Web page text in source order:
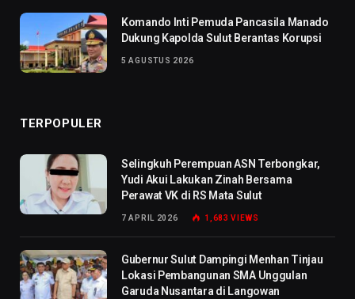
Komando Inti Pemuda Pancasila Manado
Dukung Kapolda Sulut Berantas Korupsi
5 AGUSTUS 2026
TERPOPULER
Selingkuh Perempuan ASN Terbongkar,
Yudi Akui Lakukan Zinah Bersama
Perawat VK di RS Mata Sulut
7 APRIL 2026 1,683VIEWS
Gubernur Sulut Dampingi Menhan Tinjau
Lokasi Pembangunan SMA Unggulan
Garuda Nusantara di Langowan